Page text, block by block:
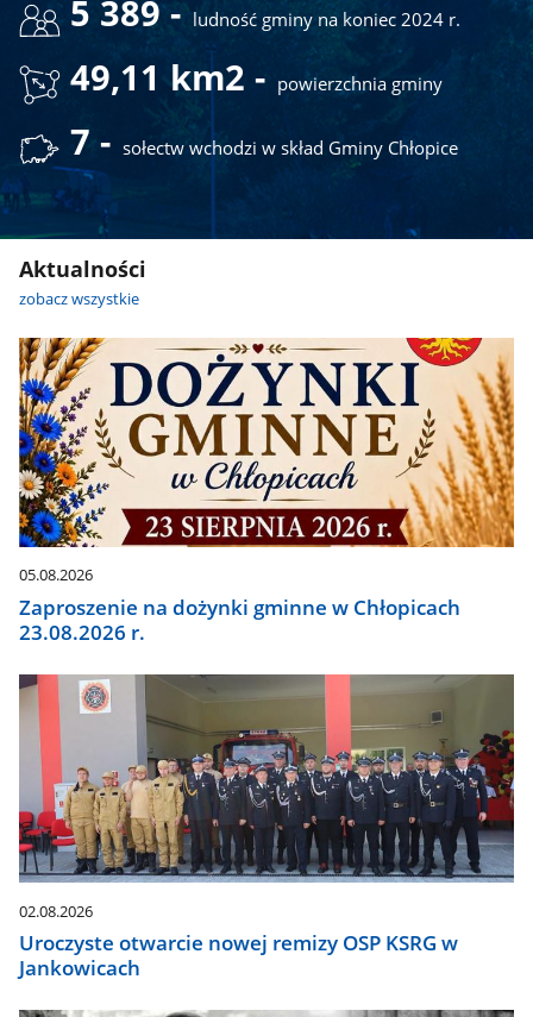
5 389 - ludność gminy na koniec 2024 r.
49,11 km2 - powierzchnia gminy
7 - sołectw wchodzi w skład Gminy Chłopice
Aktualności
zobacz wszystkie
05.08.2026
Zaproszenie na dożynki gminne w Chłopicach
23.08.2026 r.
02.08.2026
Uroczyste otwarcie nowej remizy OSP KSRG w
Jankowicach